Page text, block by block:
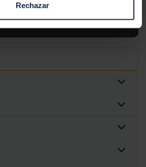
Rechazar